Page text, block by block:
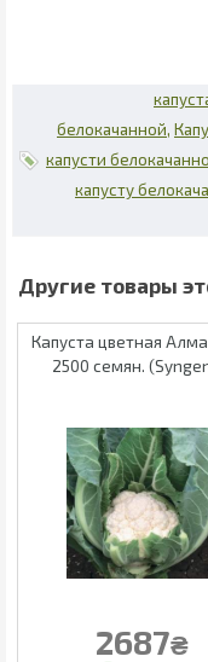
белокачанной
капусти
капусту
Капуста цветная
2500 семян.
2687₴